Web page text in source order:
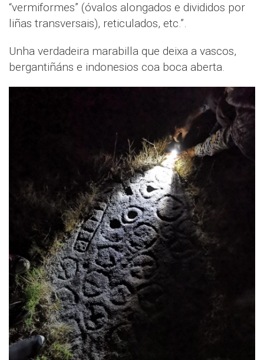
“vermiformes” (óvalos alongados e divididos por
liñas transversais), reticulados, etc.”.
Unha verdadeira marabilla que deixa a vascos,
bergantiñáns e indonesios coa boca aberta.